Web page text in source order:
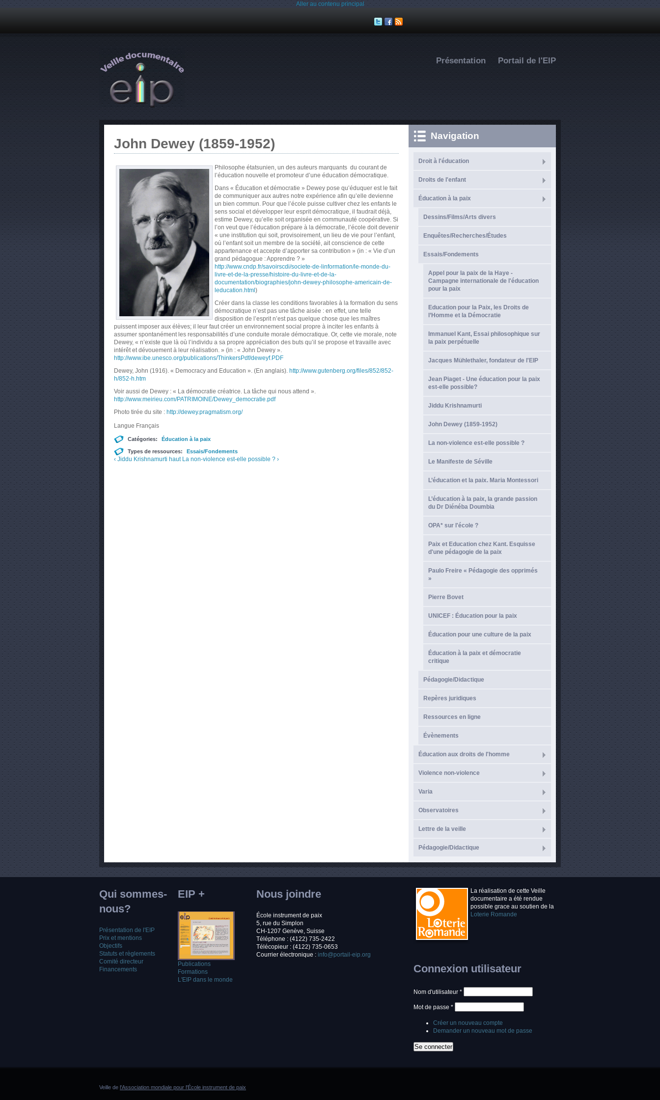
Aller au contenu principal
Présentation Portail de l'EIP
John Dewey (1859-1952)
Philosophe étatsunien, un des auteurs marquants du courant de
l’éducation nouvelle et promoteur d’une éducation démocratique.
Dans « Éducation et démocratie » Dewey pose qu’éduquer est le fait
de communiquer aux autres notre expérience afin qu’elle devienne
un bien commun. Pour que l’école puisse cultiver chez les enfants le
sens social et développer leur esprit démocratique, il faudrait déjà,
estime Dewey, qu’elle soit organisée en communauté coopérative. Si
l’on veut que l’éducation prépare à la démocratie, l’école doit devenir
« une institution qui soit, provisoirement, un lieu de vie pour l’enfant,
où l’enfant soit un membre de la société, ait conscience de cette
appartenance et accepte d’apporter sa contribution » (in : « Vie d’un
grand pédagogue : Apprendre ? »
http://www.cndp.fr/savoirscdi/societe-de-linformation/le-monde-du-
livre-et-de-la-presse/histoire-du-livre-et-de-la-
documentation/biographies/john-dewey-philosophe-americain-de-
leducation.html )
Créer dans la classe les conditions favorables à la formation du sens
démocratique n’est pas une tâche aisée : en effet, une telle
disposition de l’esprit n’est pas quelque chose que les maîtres
puissent imposer aux élèves; il leur faut créer un environnement social propre à inciter les enfants à
assumer spontanément les responsabilités d’une conduite morale démocratique. Or, cette vie morale, note
Dewey, « n’existe que là où l’individu a sa propre appréciation des buts qu’il se propose et travaille avec
intérêt et dévouement à leur réalisation. » (in : « John Dewey ».
http://www.ibe.unesco.org/publications/ThinkersPdf/deweyf.PDF
Dewey, John (1916). « Democracy and Education ». (En anglais). http://www.gutenberg.org/files/852/852-
h/852-h.htm
Voir aussi de Dewey : « La démocratie créatrice. La tâche qui nous attend ».
http://www.meirieu.com/PATRIMOINE/Dewey_democratie.pdf
Photo tirée du site : http://dewey.pragmatism.org/
Langue Français
Catégories: Éducation à la paix
Types de ressources: Essais/Fondements
‹ Jiddu Krishnamurti haut La non-violence est-elle possible ? ›
Navigation
Droit à l'éducation
Droits de l'enfant
Éducation à la paix
Dessins/Films/Arts divers
Enquêtes/Recherches/Études
Essais/Fondements
Appel pour la paix de la Haye -
Campagne internationale de l'éducation
pour la paix
Education pour la Paix, les Droits de
l’Homme et la Démocratie
Immanuel Kant, Essai philosophique sur
la paix perpétuelle
Jacques Mühlethaler, fondateur de l'EIP
Jean Piaget - Une éducation pour la paix
est-elle possible?
Jiddu Krishnamurti
John Dewey (1859-1952)
La non-violence est-elle possible ?
Le Manifeste de Séville
L’éducation et la paix. Maria Montessori
L’éducation à la paix, la grande passion
du Dr Diénéba Doumbia
OPA* sur l'école ?
Paix et Education chez Kant. Esquisse
d'une pédagogie de la paix
Paulo Freire « Pédagogie des opprimés
»
Pierre Bovet
UNICEF : Éducation pour la paix
Éducation pour une culture de la paix
Éducation à la paix et démocratie
critique
Pédagogie/Didactique
Repères juridiques
Ressources en ligne
Évènements
Éducation aux droits de l'homme
Violence non-violence
Varia
Observatoires
Lettre de la veille
Pédagogie/Didactique
Qui sommes-
nous?
Présentation de l'EIP
Prix et mentions
Objectifs
Statuts et règlements
Comité directeur
Financements
EIP +
Publications
Formations
L'EIP dans le monde
Nous joindre
École instrument de paix
5, rue du Simplon
CH-1207 Genève, Suisse
Téléphone : (4122) 735-2422
Télécopieur : (4122) 735-0653
Courrier électronique : info@portail-eip.org
La réalisation de cette Veille
documentaire a été rendue
possible grace au soutien de la
Loterie Romande
Connexion utilisateur
Nom d'utilisateur *
Mot de passe *
Créer un nouveau compte
Demander un nouveau mot de passe
Veille de l'Association mondiale pour l'École instrument de paix